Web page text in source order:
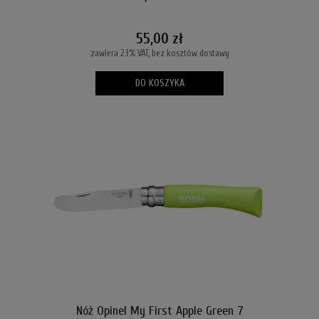
55,00 zł
zawiera 23% VAT, bez kosztów dostawy
DO KOSZYKA
Nóż Opinel My First Apple Green 7